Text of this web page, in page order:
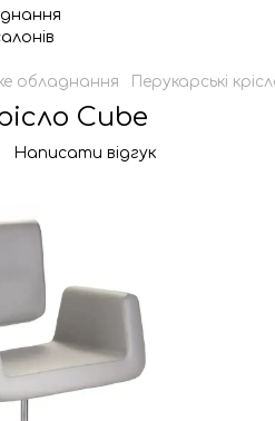
обладнання Перукарські
Cube
Написати відгук